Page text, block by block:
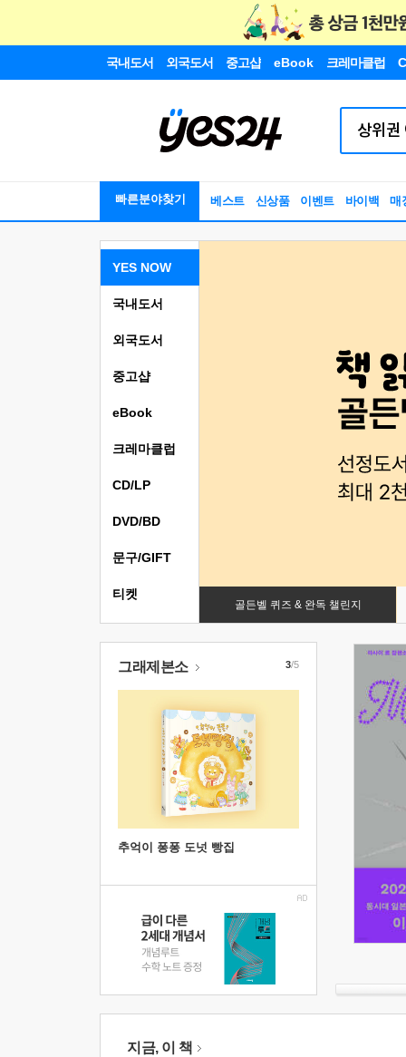
국내도서 외국도서 중고샵 eBook 크레마클럽
빠른분야찾기 베스트 신상품 이벤트 바이백 매
YES NOW
골든벨 퀴즈 & 완독 챌린지
국내도서
외국도서
중고샵
eBook
크레마클럽
CD/LP
DVD/BD
문구/GIFT
티켓
그래제본소
추억이 퐁퐁 도넛 빵집
3/5
지금, 이 책